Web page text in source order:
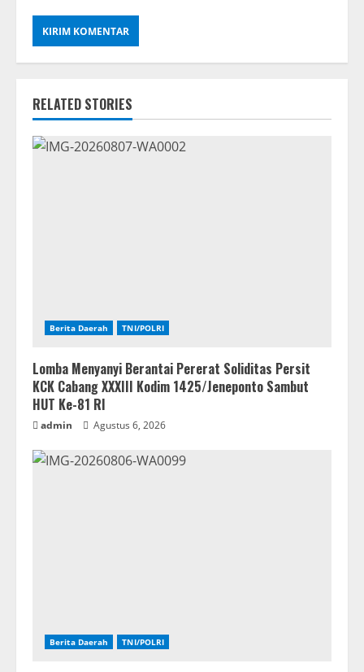
RELATED STORIES
Berita Daerah TNI/POLRI
Lomba Menyanyi Berantai Pererat Soliditas Persit
KCK Cabang XXXIII Kodim 1425/Jeneponto Sambut
HUT Ke-81 RI
admin Agustus 6, 2026
Berita Daerah TNI/POLRI